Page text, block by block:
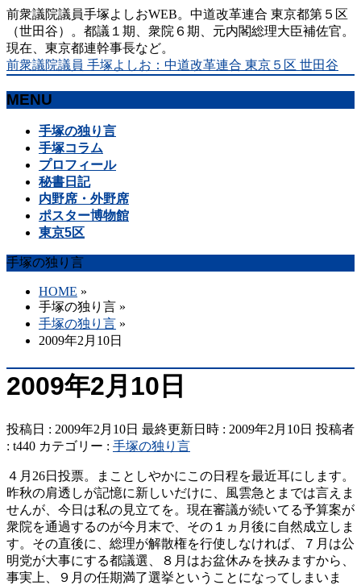
前衆議院議員手塚よしおWEB。中道改革連合 東京都第５区
（世田谷）。都議１期、衆院６期、元内閣総理大臣補佐官。
現在、東京都連幹事長など。
前衆議院議員 手塚よしお：中道改革連合 東京５区 世田谷
MENU
手塚の独り言
手塚コラム
プロフィール
秘書日記
内野席・外野席
ポスター博物館
東京5区
手塚の独り言
HOME »
手塚の独り言 »
手塚の独り言 »
2009年2月10日
2009年2月10日
投稿日 : 2009年2月10日 最終更新日時 : 2009年2月10日 投稿者
: t440 カテゴリー : 手塚の独り言
４月26日投票。まことしやかにこの日程を最近耳にします。
昨秋の肩透しが記憶に新しいだけに、風雲急とまでは言えま
せんが、今日は私の見立てを。現在審議が続いてる予算案が
衆院を通過するのが今月末で、その１ヵ月後に自然成立しま
す。その直後に、総理が解散権を行使しなければ、７月は公
明党が大事にする都議選、８月はお盆休みを挟みますから、
事実上、９月の任期満了選挙ということになってしまいま